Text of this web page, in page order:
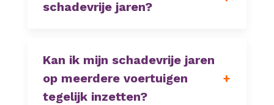
schadevrije jaren?
Kan ik mijn schadevrije jaren
op meerdere voertuigen
tegelijk inzetten?